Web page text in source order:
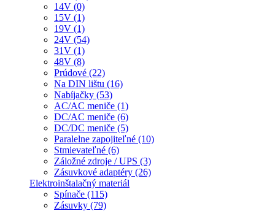
14V (0)
15V (1)
19V (1)
24V (54)
31V (1)
48V (8)
Prúdové (22)
Na DIN lištu (16)
Nabíjačky (53)
AC/AC meniče (1)
DC/AC meniče (6)
DC/DC meniče (5)
Paralelne zapojiteľné (10)
Stmievateľné (6)
Záložné zdroje / UPS (3)
Zásuvkové adaptéry (26)
Elektroinštalačný materiál
Spínače (115)
Zásuvky (79)